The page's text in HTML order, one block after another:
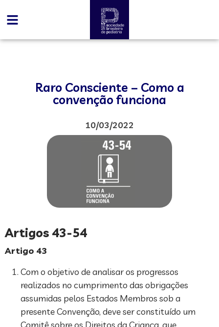
Raro Consciente – Como a
convenção funciona
10/03/2022
Artigos 43-54
Artigo 43
Com o objetivo de analisar os progressos
realizados no cumprimento das obrigações
assumidas pelos Estados Membros sob a
presente Convenção, deve ser constituído um